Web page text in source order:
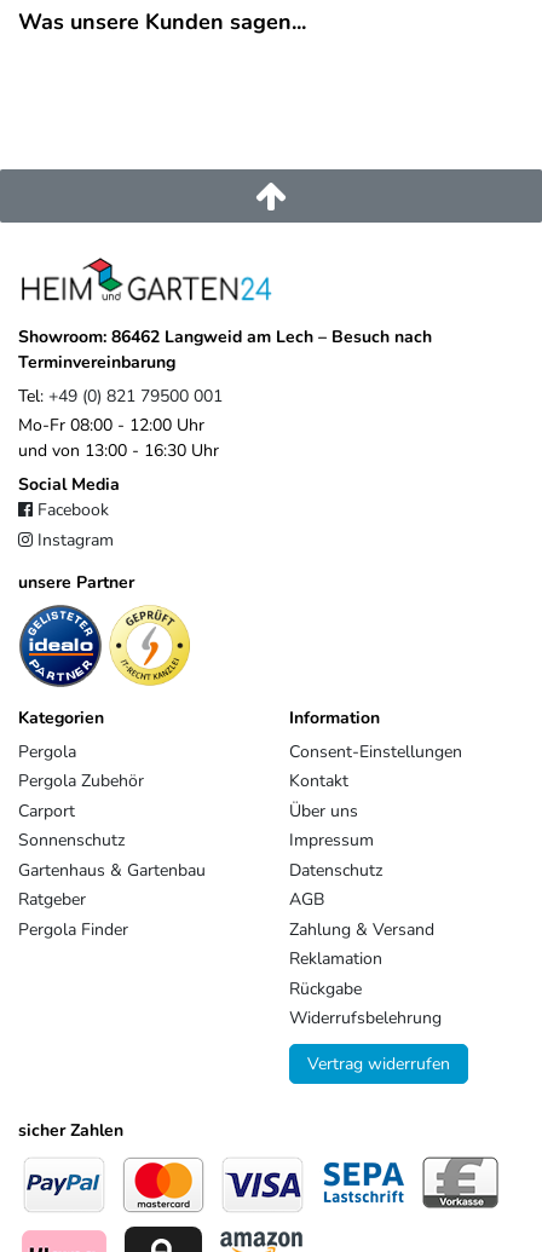
EU-Verantwortlicher
+49 821 79500 001
Was unsere Kunden sagen...
Showroom: 86462 Langweid am Lech – Besuch nach
Terminvereinbarung
Tel: +49 (0) 821 79500 001
Mo-Fr 08:00 - 12:00 Uhr
und von 13:00 - 16:30 Uhr
Social Media
Facebook
Instagram
unsere Partner
Kategorien
Pergola
Pergola Zubehör
Carport
Sonnenschutz
Gartenhaus & Gartenbau
Ratgeber
Pergola Finder
Information
Consent-Einstellungen
Kontakt
Über uns
Impressum
Datenschutz
AGB
Zahlung & Versand
Reklamation
Rückgabe
Widerrufsbelehrung
Vertrag widerrufen
sicher Zahlen